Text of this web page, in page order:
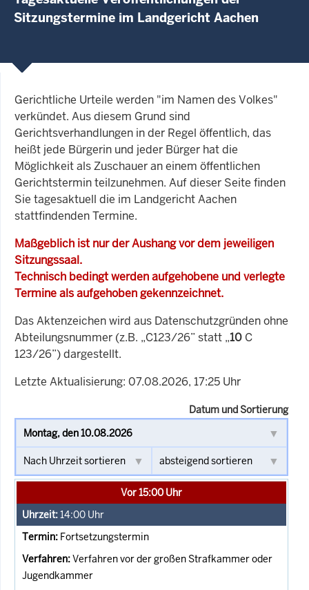
Sitzungstermine im Landgericht Aachen
Gerichtliche Urteile werden "im Namen des Volkes"
verkündet. Aus diesem Grund sind
Gerichtsverhandlungen in der Regel öffentlich, das
heißt jede Bürgerin und jeder Bürger hat die
Möglichkeit als Zuschauer an einem öffentlichen
Gerichtstermin teilzunehmen. Auf dieser Seite finden
Sie tagesaktuell die im Landgericht Aachen
stattfindenden Termine.
Maßgeblich ist nur der Aushang vor dem jeweiligen
Sitzungssaal.
Technisch bedingt werden aufgehobene und verlegte
Termine als aufgehoben gekennzeichnet.
Das Aktenzeichen wird aus Datenschutzgründen ohne
Abteilungsnummer (z.B. „C123/26” statt „10 C
123/26”) dargestellt.
Letzte Aktualisierung: 07.08.2026, 17:25 Uhr
Datum und Sortierung
Vor 15:00 Uhr
14:00 Uhr
Fortsetzungstermin
Verfahren vor der großen Strafkammer oder
Jugendkammer